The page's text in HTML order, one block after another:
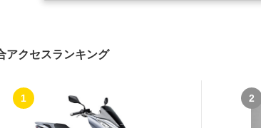
アクセスランキング
1 2